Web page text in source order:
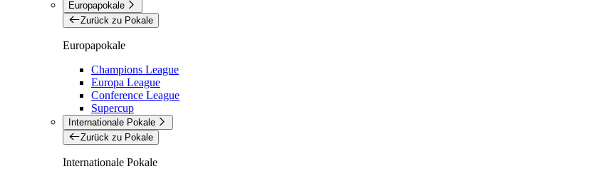
Europapokale
Zurück zu Pokale
Europapokale
Champions League
Europa League
Conference League
Supercup
Internationale Pokale
Zurück zu Pokale
Internationale Pokale